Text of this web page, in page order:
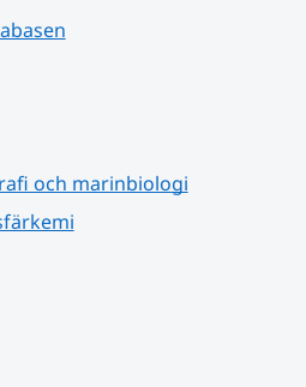
webbplats.
och marinbiologi